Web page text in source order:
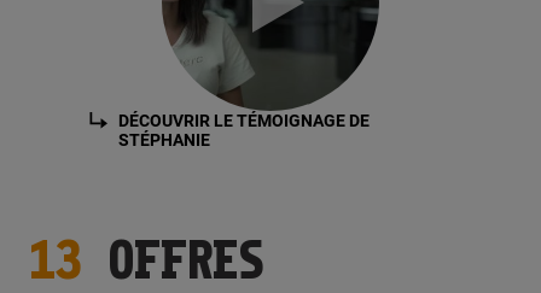
DÉCOUVRIR LE TÉMOIGNAGE DE
STÉPHANIE
13 OFFRES